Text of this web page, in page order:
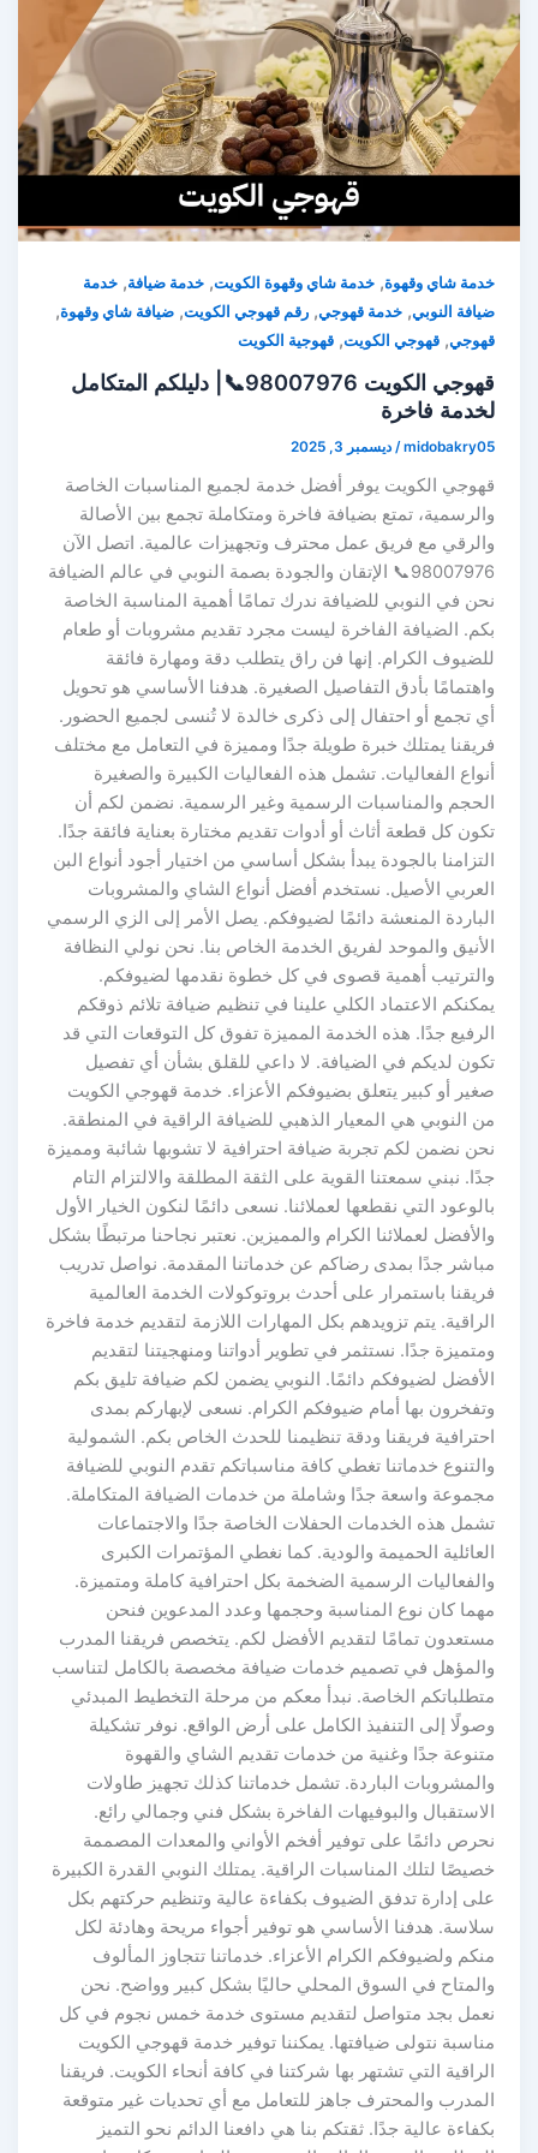
خدمة شاي وقهوة, خدمة شاي وقهوة الكويت, خدمة ضيافة, خدمة
ضيافة النوبي, خدمة قهوجي, رقم قهوجي الكويت, ضيافة شاي وقهوة,
قهوجي, قهوجي الكويت, قهوجية الكويت
قهوجي الكويت 98007976📞| دليلكم المتكامل
لخدمة فاخرة
midobakry05
/ ديسمبر 3, 2025
قهوجي الكويت يوفر أفضل خدمة لجميع المناسبات الخاصة
والرسمية، تمتع بضيافة فاخرة ومتكاملة تجمع بين الأصالة
والرقي مع فريق عمل محترف وتجهيزات عالمية. اتصل الآن
98007976📞 الإتقان والجودة بصمة النوبي في عالم الضيافة
نحن في النوبي للضيافة ندرك تمامًا أهمية المناسبة الخاصة
بكم. الضيافة الفاخرة ليست مجرد تقديم مشروبات أو طعام
للضيوف الكرام. إنها فن راق يتطلب دقة ومهارة فائقة
واهتمامًا بأدق التفاصيل الصغيرة. هدفنا الأساسي هو تحويل
أي تجمع أو احتفال إلى ذكرى خالدة لا تُنسى لجميع الحضور.
فريقنا يمتلك خبرة طويلة جدًا ومميزة في التعامل مع مختلف
أنواع الفعاليات. تشمل هذه الفعاليات الكبيرة والصغيرة
الحجم والمناسبات الرسمية وغير الرسمية. نضمن لكم أن
تكون كل قطعة أثاث أو أدوات تقديم مختارة بعناية فائقة جدًا.
التزامنا بالجودة يبدأ بشكل أساسي من اختيار أجود أنواع البن
العربي الأصيل. نستخدم أفضل أنواع الشاي والمشروبات
الباردة المنعشة دائمًا لضيوفكم. يصل الأمر إلى الزي الرسمي
الأنيق والموحد لفريق الخدمة الخاص بنا. نحن نولي النظافة
والترتيب أهمية قصوى في كل خطوة نقدمها لضيوفكم.
يمكنكم الاعتماد الكلي علينا في تنظيم ضيافة تلائم ذوقكم
الرفيع جدًا. هذه الخدمة المميزة تفوق كل التوقعات التي قد
تكون لديكم في الضيافة. لا داعي للقلق بشأن أي تفصيل
صغير أو كبير يتعلق بضيوفكم الأعزاء. خدمة قهوجي الكويت
من النوبي هي المعيار الذهبي للضيافة الراقية في المنطقة.
نحن نضمن لكم تجربة ضيافة احترافية لا تشوبها شائبة ومميزة
جدًا. نبني سمعتنا القوية على الثقة المطلقة والالتزام التام
بالوعود التي نقطعها لعملائنا. نسعى دائمًا لنكون الخيار الأول
والأفضل لعملائنا الكرام والمميزين. نعتبر نجاحنا مرتبطًا بشكل
مباشر جدًا بمدى رضاكم عن خدماتنا المقدمة. نواصل تدريب
فريقنا باستمرار على أحدث بروتوكولات الخدمة العالمية
الراقية. يتم تزويدهم بكل المهارات اللازمة لتقديم خدمة فاخرة
ومتميزة جدًا. نستثمر في تطوير أدواتنا ومنهجيتنا لتقديم
الأفضل لضيوفكم دائمًا. النوبي يضمن لكم ضيافة تليق بكم
وتفخرون بها أمام ضيوفكم الكرام. نسعى لإبهاركم بمدى
احترافية فريقنا ودقة تنظيمنا للحدث الخاص بكم. الشمولية
والتنوع خدماتنا تغطي كافة مناسباتكم تقدم النوبي للضيافة
مجموعة واسعة جدًا وشاملة من خدمات الضيافة المتكاملة.
تشمل هذه الخدمات الحفلات الخاصة جدًا والاجتماعات
العائلية الحميمة والودية. كما نغطي المؤتمرات الكبرى
والفعاليات الرسمية الضخمة بكل احترافية كاملة ومتميزة.
مهما كان نوع المناسبة وحجمها وعدد المدعوين فنحن
مستعدون تمامًا لتقديم الأفضل لكم. يتخصص فريقنا المدرب
والمؤهل في تصميم خدمات ضيافة مخصصة بالكامل لتناسب
متطلباتكم الخاصة. نبدأ معكم من مرحلة التخطيط المبدئي
وصولًا إلى التنفيذ الكامل على أرض الواقع. نوفر تشكيلة
متنوعة جدًا وغنية من خدمات تقديم الشاي والقهوة
والمشروبات الباردة. تشمل خدماتنا كذلك تجهيز طاولات
الاستقبال والبوفيهات الفاخرة بشكل فني وجمالي رائع.
نحرص دائمًا على توفير أفخم الأواني والمعدات المصممة
خصيصًا لتلك المناسبات الراقية. يمتلك النوبي القدرة الكبيرة
على إدارة تدفق الضيوف بكفاءة عالية وتنظيم حركتهم بكل
سلاسة. هدفنا الأساسي هو توفير أجواء مريحة وهادئة لكل
منكم ولضيوفكم الكرام الأعزاء. خدماتنا تتجاوز المألوف
والمتاح في السوق المحلي حاليًا بشكل كبير وواضح. نحن
نعمل بجد متواصل لتقديم مستوى خدمة خمس نجوم في كل
مناسبة نتولى ضيافتها. يمكننا توفير خدمة قهوجي الكويت
الراقية التي تشتهر بها شركتنا في كافة أنحاء الكويت. فريقنا
المدرب والمحترف جاهز للتعامل مع أي تحديات غير متوقعة
بكفاءة عالية جدًا. ثقتكم بنا هي دافعنا الدائم نحو التميز